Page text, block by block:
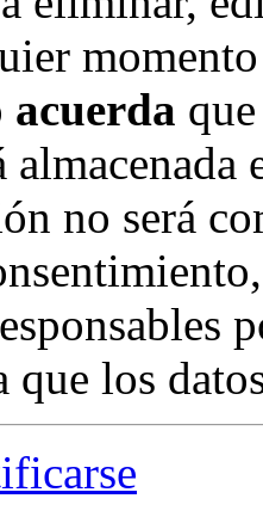
acuerda
almacenada
no será
que los